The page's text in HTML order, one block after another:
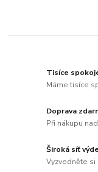
Tisíce
Máme tisíce
Doprava
Při nákupu
Široká síť
Vyzvedněte si